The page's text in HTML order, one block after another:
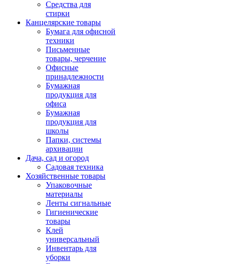
Средства для
стирки
Канцелярские товары
Бумага для офисной
техники
Письменные
товары, черчение
Офисные
принадлежности
Бумажная
продукция для
офиса
Бумажная
продукция для
школы
Папки, системы
архивации
Дача, сад и огород
Садовая техника
Хозяйственные товары
Упаковочные
материалы
Ленты сигнальные
Гигиенические
товары
Клей
универсальный
Инвентарь для
уборки